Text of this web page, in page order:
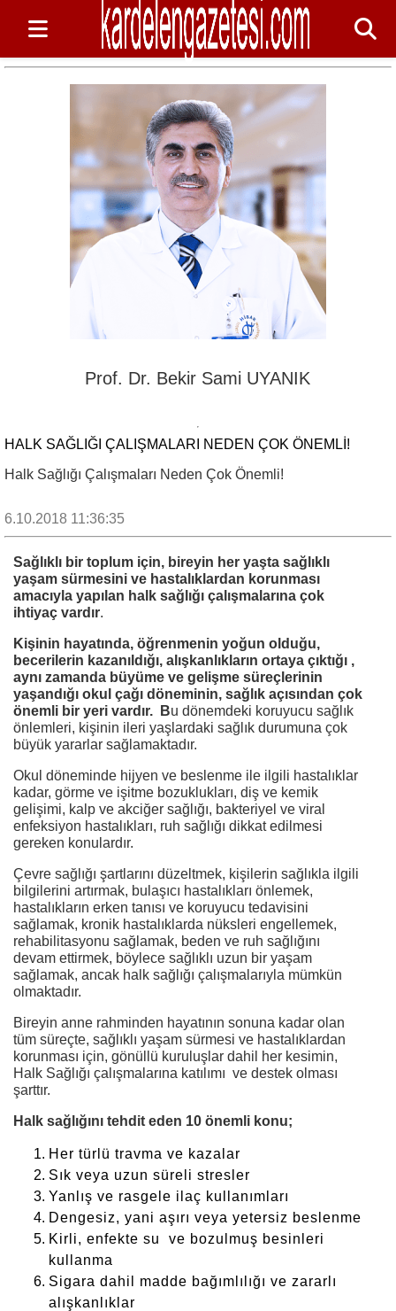
Prof. Dr. Bekir Sami UYANIK
HALK SAĞLIĞI ÇALIŞMALARI NEDEN ÇOK ÖNEMLI!
Halk Sağlığı Çalışmaları Neden Çok Önemli!
6.10.2018 11:36:35
Sağlıklı bir toplum için, bireyin her yaşta sağlıklı
yaşam sürmesini ve hastalıklardan korunması
amacıyla yapılan halk sağlığı çalışmalarına çok
ihtiyaç vardır.
Kişinin hayatında, öğrenmenin yoğun olduğu,
becerilerin kazanıldığı, alışkanlıkların ortaya çıktığı ,
aynı zamanda büyüme ve gelişme süreçlerinin
yaşandığı okul çağı döneminin, sağlık açısından çok
önemli bir yeri vardır. Bu dönemdeki koruyucu sağlık
önlemleri, kişinin ileri yaşlardaki sağlık durumuna çok
büyük yararlar sağlamaktadır.
Okul döneminde hijyen ve beslenme ile ilgili hastalıklar
kadar, görme ve işitme bozuklukları, diş ve kemik
gelişimi, kalp ve akciğer sağlığı, bakteriyel ve viral
enfeksiyon hastalıkları, ruh sağlığı dikkat edilmesi
gereken konulardır.
Çevre sağlığı şartlarını düzeltmek, kişilerin sağlıkla ilgili
bilgilerini artırmak, bulaşıcı hastalıkları önlemek,
hastalıkların erken tanısı ve koruyucu tedavisini
sağlamak, kronik hastalıklarda nüksleri engellemek,
rehabilitasyonu sağlamak, beden ve ruh sağlığını
devam ettirmek, böylece sağlıklı uzun bir yaşam
sağlamak, ancak halk sağlığı çalışmalarıyla mümkün
olmaktadır.
Bireyin anne rahminden hayatının sonuna kadar olan
tüm süreçte, sağlıklı yaşam sürmesi ve hastalıklardan
korunması için, gönüllü kuruluşlar dahil her kesimin,
Halk Sağlığı çalışmalarına katılımı ve destek olması
şarttır.
Halk sağlığını tehdit eden 10 önemli konu;
Her türlü travma ve kazalar
Sık veya uzun süreli stresler
Yanlış ve rasgele ilaç kullanımları
Dengesiz, yani aşırı veya yetersiz beslenme
Kirli, enfekte su ve bozulmuş besinleri
kullanma
Sigara dahil madde bağımlılığı ve zararlı
alışkanlıklar